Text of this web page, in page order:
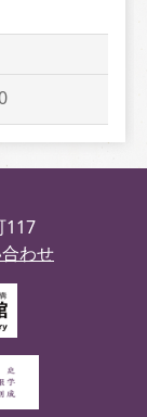
117
わせ